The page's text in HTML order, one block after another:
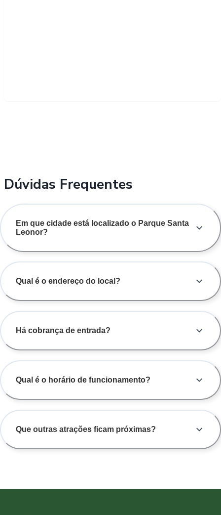
Dúvidas Frequentes
Em que cidade está localizado o Parque Santa
Leonor?
Qual é o endereço do local?
Há cobrança de entrada?
Qual é o horário de funcionamento?
Que outras atrações ficam próximas?